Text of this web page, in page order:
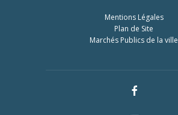
Mentions Légales
Plan de Site
Marchés Publics de la ville